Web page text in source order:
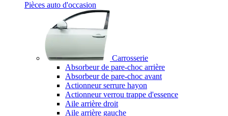
Pièces auto d'occasion
Carrosserie
Absorbeur de pare-choc arrière
Absorbeur de pare-choc avant
Actionneur serrure hayon
Actionneur verrou trappe d'essence
Aile arrière droit
Aile arrière gauche